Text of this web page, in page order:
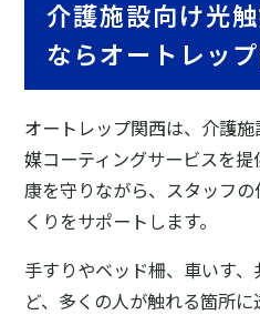
介護施設向け光
ならオートレッ
オートレップ関西は、介護
媒コーティングサービスを
康を守りながら、スタッフ
くりをサポートします。
手すりやベッド柵、車いす
ど、多くの人が触れる箇所